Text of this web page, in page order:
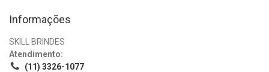
Informações
SKILL BRINDES
Atendimento:
(11) 3326-1077